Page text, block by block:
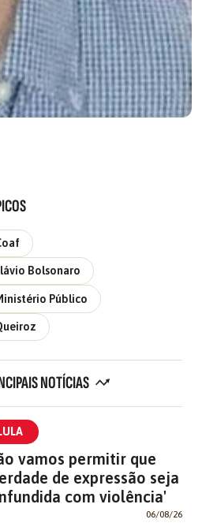
Bolsonaro
Público
NOTÍCIAS
vamos permitir que
de expressão seja
com violência'
06/08/26